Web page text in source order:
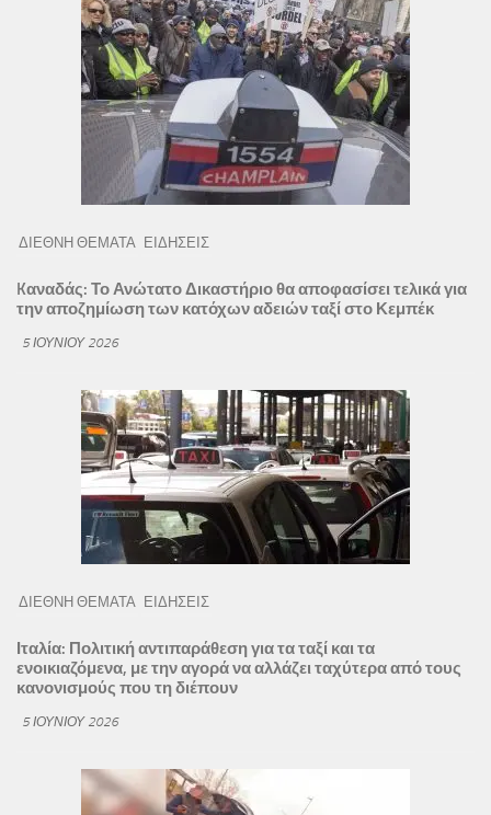
ΔΙΕΘΝΗ ΘΕΜΑΤΑ ΕΙΔΗΣΕΙΣ
Kαναδάς: Το Ανώτατο Δικαστήριο θα αποφασίσει τελικά για
την αποζημίωση των κατόχων αδειών ταξί στο Κεμπέκ
5 ΙΟΥΝΊΟΥ 2026
ΔΙΕΘΝΗ ΘΕΜΑΤΑ ΕΙΔΗΣΕΙΣ
Ιταλία: Πολιτική αντιπαράθεση για τα ταξί και τα
ενοικιαζόμενα, με την αγορά να αλλάζει ταχύτερα από τους
κανονισμούς που τη διέπουν
5 ΙΟΥΝΊΟΥ 2026